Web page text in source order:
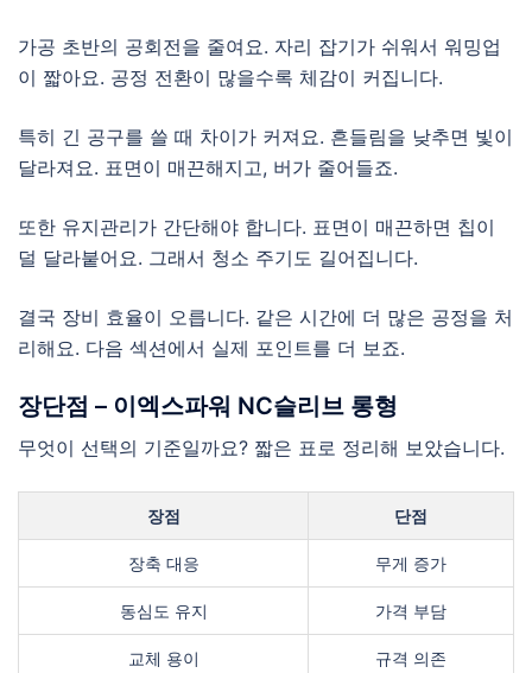
가공 초반의 공회전을 줄여요. 자리 잡기가 쉬워서 워밍업
이 짧아요. 공정 전환이 많을수록 체감이 커집니다.
특히 긴 공구를 쓸 때 차이가 커져요. 흔들림을 낮추면 빛이
달라져요. 표면이 매끈해지고, 버가 줄어들죠.
또한 유지관리가 간단해야 합니다. 표면이 매끈하면 칩이
덜 달라붙어요. 그래서 청소 주기도 길어집니다.
결국 장비 효율이 오릅니다. 같은 시간에 더 많은 공정을 처
리해요. 다음 섹션에서 실제 포인트를 더 보죠.
장단점 – 이엑스파워 NC슬리브 롱형
무엇이 선택의 기준일까요? 짧은 표로 정리해 보았습니다.
장점 단점
장축 대응 무게 증가
동심도 유지 가격 부담
교체 용이 규격 의존